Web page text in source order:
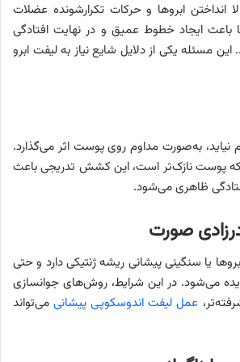
انداختن ابروها و حرکات تکرارشونده عضلات
ایجاد خطوط عمیق و در نهایت افتادگی
مسئله یکی از دلایل شایع نیاز به لیفت ابرو
به‌صورت مداوم روی پوست اثر می‌گذارد.
که پوست نازک‌تر است، این کشش تدریجی باعث
ظاهری می‌شود.
صورت
یا سنگینی پیشانی ریشه ژنتیکی دارد و حتی
می‌شود. در این شرایط، روش‌های جوانسازی
عمل لیفت اندوسکوپی پیشانیمی‌تواند